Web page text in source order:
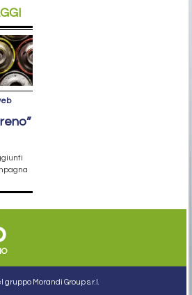
gruppo Morandi Group s.r.l.